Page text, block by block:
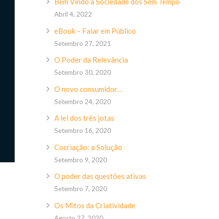
Abril 4, 2022
eBook – Falar em Público
Setembro 27, 2021
O Poder da Relevância
Setembro 30, 2020
O novo consumidor…
Setembro 24, 2020
A lei dos três jotas
Setembro 16, 2020
Cocriação: a Solução
Setembro 9, 2020
O poder das questões ativas
Setembro 7, 2020
Os Mitos da Criatividade